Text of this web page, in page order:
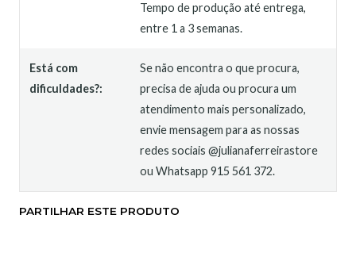
Tempo de produção até entrega,
entre 1 a 3 semanas.
Está com
dificuldades?:
Se não encontra o que procura,
precisa de ajuda ou procura um
atendimento mais personalizado,
envie mensagem para as nossas
redes sociais @julianaferreirastore
ou Whatsapp 915 561 372.
PARTILHAR ESTE PRODUTO